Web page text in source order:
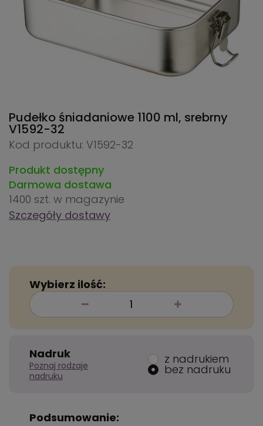
Pudełko śniadaniowe 1100 ml, srebrny
V1592-32
Kod produktu: V1592-32
Produkt dostępny
Darmowa dostawa
1400 szt. w magazynie
Szczegóły dostawy
Wybierz ilość:
Nadruk
Poznaj rodzaje
nadruku
z nadrukiem
bez nadruku
Podsumowanie: